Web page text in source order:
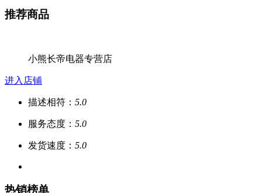
推荐商品
小熊长帝电器专营店
进入店铺
描述相符： 5.0
服务态度： 5.0
发货速度： 5.0
热销榜单